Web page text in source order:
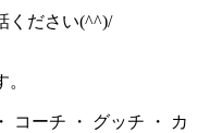
ください(^^)/
コーチ ・ グッチ ・ カ